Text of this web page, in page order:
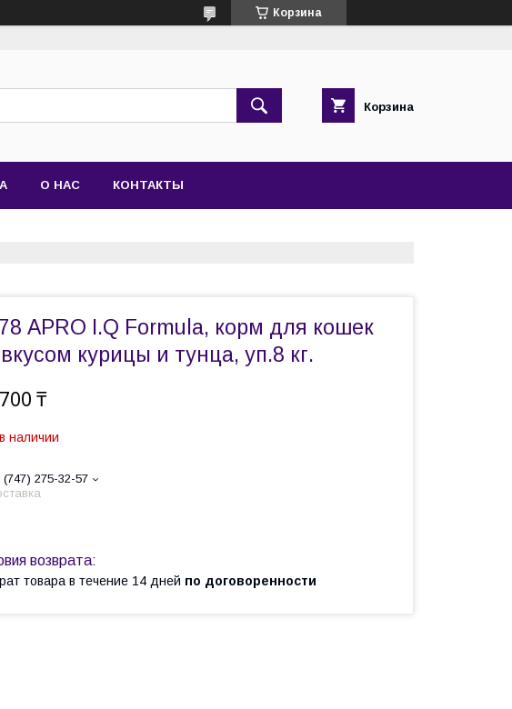
Корзина
Корзина
О НАС КОНТАКТЫ
APRO I.Q Formula, корм для кошек
курицы и тунца, уп.8 кг.
₸
наличии
(747) 275-32-57
товара в течение 14 дней по договоренности